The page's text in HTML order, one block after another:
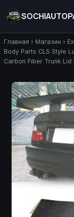
Главная › Магазин ›
Body Parts CLS Style
Carbon Fiber Trunk